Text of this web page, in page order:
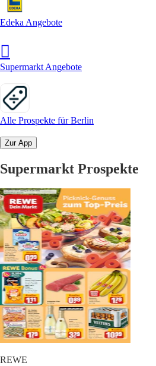
Edeka Angebote
Supermarkt Angebote
Alle Prospekte für Berlin
Zur App
Supermarkt Prospekte
REWE